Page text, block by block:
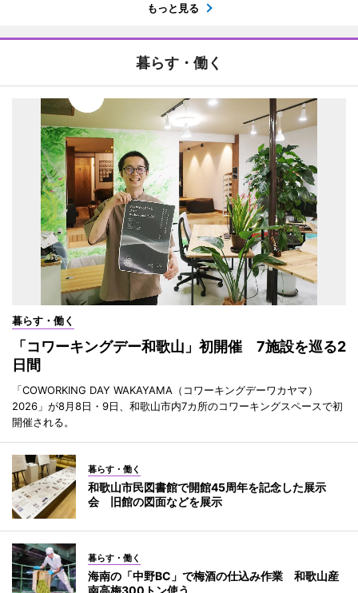
もっと見る
暮らす・働く
暮らす・働く
「コワーキングデー和歌山」初開催 7施設を巡る2
日間
「COWORKING DAY WAKAYAMA（コワーキングデーワカヤマ）
2026」が8月8日・9日、和歌山市内7カ所のコワーキングスペースで初
開催される。
暮らす・働く
和歌山市民図書館で開館45周年を記念した展示
会 旧館の図面などを展示
暮らす・働く
海南の「中野BC」で梅酒の仕込み作業 和歌山産
南高梅300トン使う